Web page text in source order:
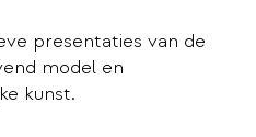
presentaties van de
model en
kunst.